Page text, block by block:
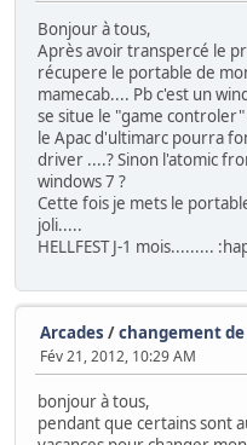
Bonjour à tous,
Après avoir transpercé le
récupere le portable de
mamecab.... Pb c'est un
se situe le "game controler"
le Apac d'ultimarc pourra
driver ....? Sinon l'atomic
windows 7 ?
Cette fois je mets le
joli.....
HELLFEST J-1 mois.........
Arcades /changement de
Fév 21, 2012, 10:29 AM
bonjour à tous,
pendant que certains sont